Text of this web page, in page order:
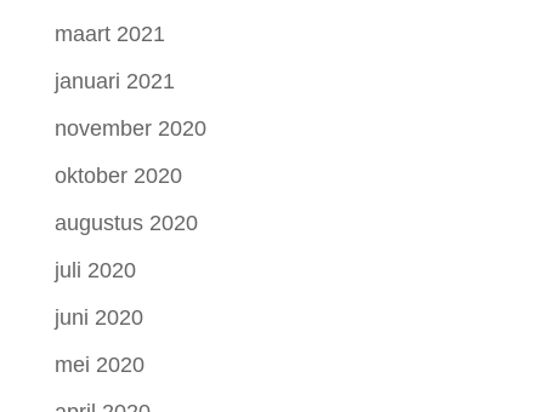
maart 2021
januari 2021
november 2020
oktober 2020
augustus 2020
juli 2020
juni 2020
mei 2020